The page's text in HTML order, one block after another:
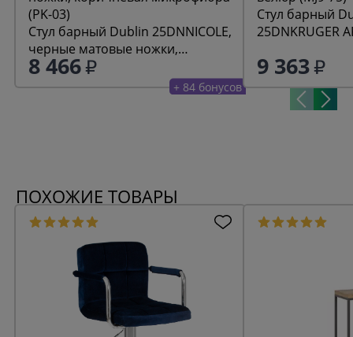
Стул барный Dublin 25DNNICOLE,
черные матовые ножки,
коричневая микрофибра (PK-03)
8 466
+ 84 бонусов
Стул барный
25DNKRUGER
9 363
ПОХОЖИЕ ТОВАРЫ